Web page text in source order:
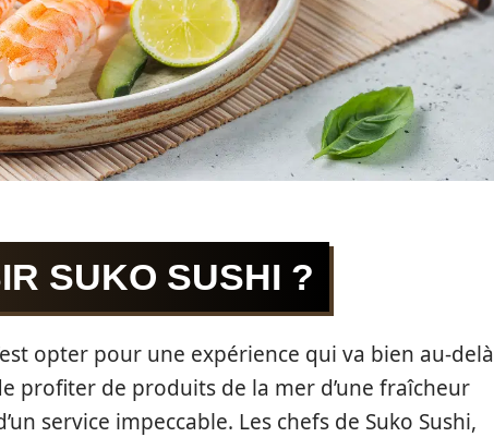
SUKO SUSHI ?
opter pour une expérience qui va bien au-delà
profiter de produits de la mer d’une fraîcheur
service impeccable. Les chefs de Suko Sushi,